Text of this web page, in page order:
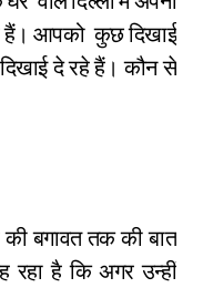
हैं। आपको कुछ दिखाई
दे रहे हैं। कौन से
बगावत तक की बात
है कि अगर उन्हीं